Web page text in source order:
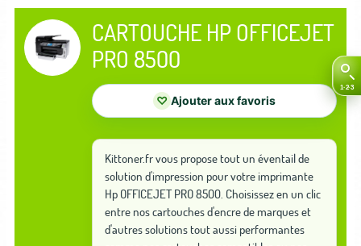
CARTOUCHE HP OFFICEJET
PRO 8500
♡ Ajouter aux favoris
Kittoner.fr vous propose tout un éventail de
solution d'impression pour votre imprimante
Hp OFFICEJET PRO 8500. Choisissez en un clic
entre nos cartouches d'encre de marques et
d'autres solutions tout aussi performantes